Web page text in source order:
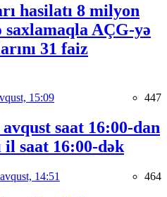
hasilatı 8 milyon
saxlamaqla AÇG-yə
31 faiz
15:09 447
saat 16:00-dan
il saat 16:00-dək
14:51 464